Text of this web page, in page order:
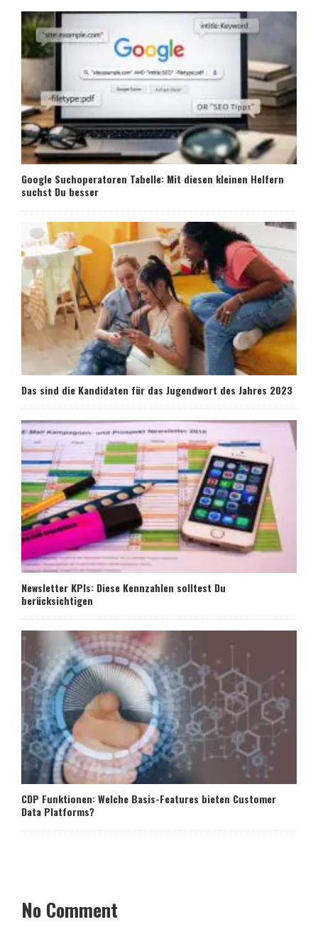
Google Suchoperatoren Tabelle: Mit diesen kleinen Helfern
suchst Du besser
Das sind die Kandidaten für das Jugendwort des Jahres 2023
Newsletter KPIs: Diese Kennzahlen solltest Du
berücksichtigen
CDP Funktionen: Welche Basis-Features bieten Customer
Data Platforms?
No Comment